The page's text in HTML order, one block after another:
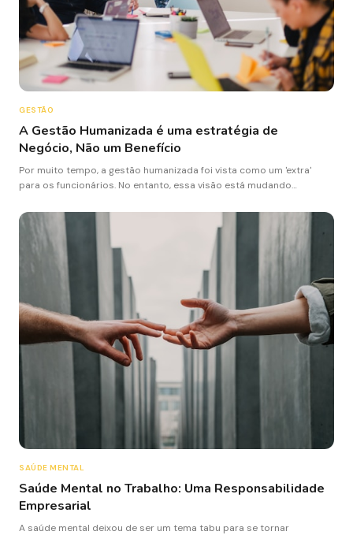
GESTÃO
A Gestão Humanizada é uma estratégia de
Negócio, Não um Benefício
Por muito tempo, a gestão humanizada foi vista como um 'extra'
para os funcionários. No entanto, essa visão está mudando
SAÚDE MENTAL
Saúde Mental no Trabalho: Uma Responsabilidade
Empresarial
A saúde mental deixou de ser um tema tabu para se tornar